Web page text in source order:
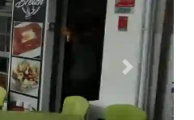
Next